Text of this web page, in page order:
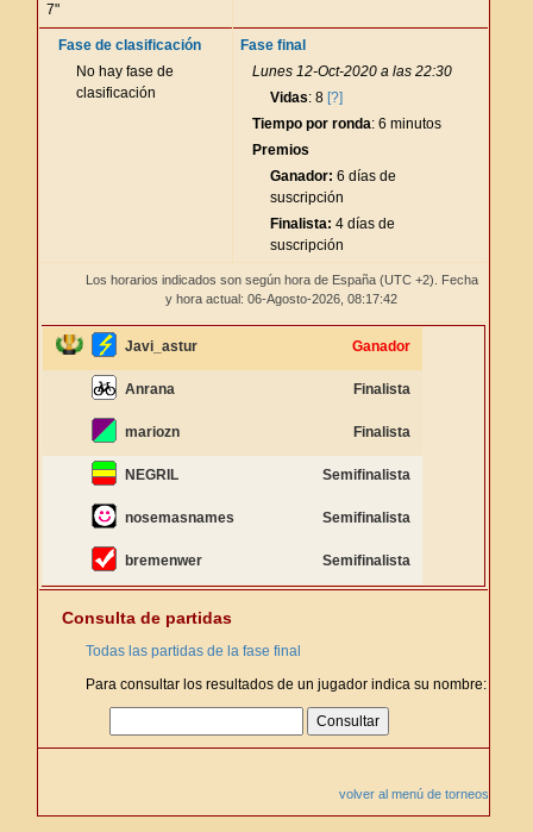
7"
Fase de clasificación
No hay fase de
clasificación
Fase final
Lunes 12-Oct-2020 a las 22:30
Vidas: 8 [?]
Tiempo por ronda: 6 minutos
Premios
Ganador: 6 días de
suscripción
Finalista: 4 días de
suscripción
Los horarios indicados son según hora de España (UTC +2). Fecha
y hora actual: 06-Agosto-2026, 08:17:42
Javi_astur Ganador
Anrana Finalista
mariozn Finalista
NEGRIL Semifinalista
nosemasnames Semifinalista
bremenwer Semifinalista
Consulta de partidas
Todas las partidas de la fase final
Para consultar los resultados de un jugador indica su nombre:
volver al menú de torneos